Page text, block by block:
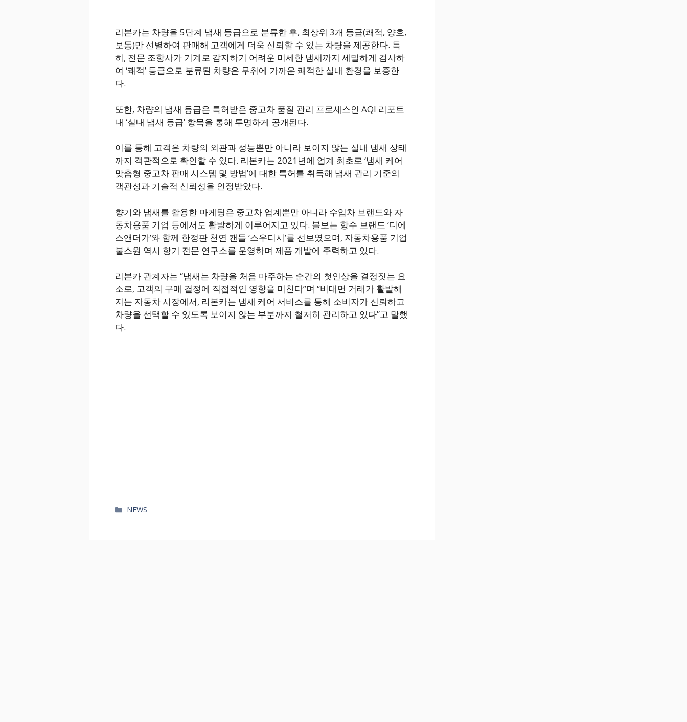
리본카는 차량을 5단계 냄새 등급으로 분류한 후, 최상위 3개 등급(쾌적, 양호,
보통)만 선별하여 판매해 고객에게 더욱 신뢰할 수 있는 차량을 제공한다. 특
히, 전문 조향사가 기계로 감지하기 어려운 미세한 냄새까지 세밀하게 검사하
여 ‘쾌적’ 등급으로 분류된 차량은 무취에 가까운 쾌적한 실내 환경을 보증한
다.
또한, 차량의 냄새 등급은 특허받은 중고차 품질 관리 프로세스인 AQI 리포트
내 ‘실내 냄새 등급’ 항목을 통해 투명하게 공개된다.
이를 통해 고객은 차량의 외관과 성능뿐만 아니라 보이지 않는 실내 냄새 상태
까지 객관적으로 확인할 수 있다. 리본카는 2021년에 업계 최초로 ‘냄새 케어
맞춤형 중고차 판매 시스템 및 방법’에 대한 특허를 취득해 냄새 관리 기준의
객관성과 기술적 신뢰성을 인정받았다.
향기와 냄새를 활용한 마케팅은 중고차 업계뿐만 아니라 수입차 브랜드와 자
동차용품 기업 등에서도 활발하게 이루어지고 있다. 볼보는 향수 브랜드 ‘디에
스앤더가’와 함께 한정판 천연 캔들 ‘스우디시’를 선보였으며, 자동차용품 기업
불스원 역시 향기 전문 연구소를 운영하며 제품 개발에 주력하고 있다.
리본카 관계자는 “냄새는 차량을 처음 마주하는 순간의 첫인상을 결정짓는 요
소로, 고객의 구매 결정에 직접적인 영향을 미친다”며 “비대면 거래가 활발해
지는 자동차 시장에서, 리본카는 냄새 케어 서비스를 통해 소비자가 신뢰하고
차량을 선택할 수 있도록 보이지 않는 부분까지 철저히 관리하고 있다”고 말했
다.
카
NEWS